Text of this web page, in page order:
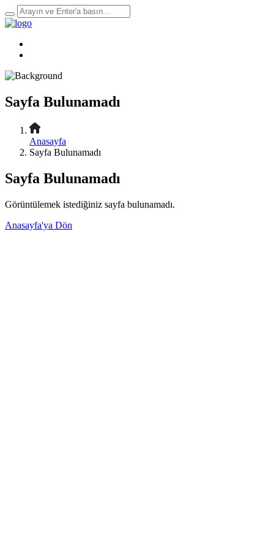
Sayfa Bulunamadı
Anasayfa
Sayfa Bulunamadı
Sayfa Bulunamadı
Görüntülemek istediğiniz sayfa bulunamadı.
Anasayfa'ya Dön